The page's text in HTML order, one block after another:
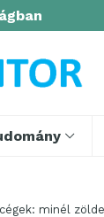
cégek: minél